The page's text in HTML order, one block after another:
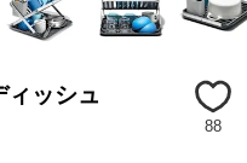
ッシュ
88